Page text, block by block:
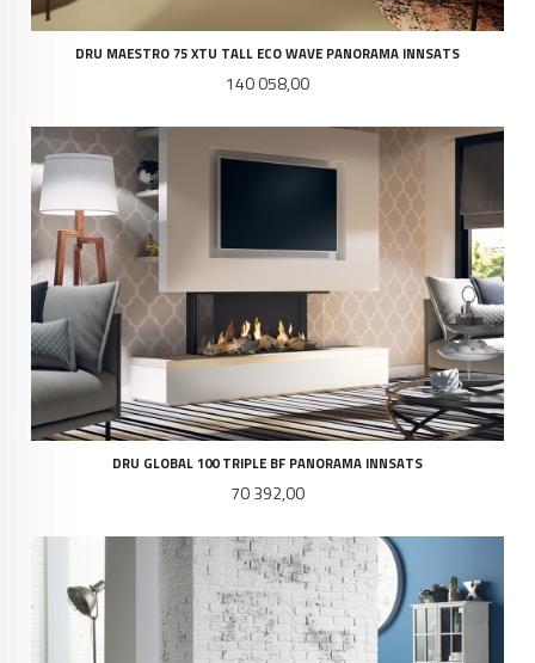
DRU MAESTRO 75 XTU TALL ECO WAVE PANORAMA INNSATS
Pris
140 058,00
DRU GLOBAL 100 TRIPLE BF PANORAMA INNSATS
Pris
70 392,00